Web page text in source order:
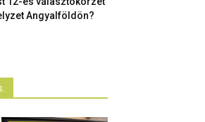
Angyalföldön?